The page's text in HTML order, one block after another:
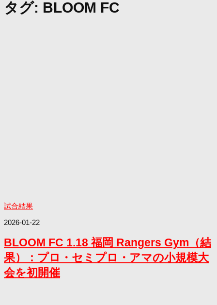
タグ: BLOOM FC
試合結果
2026-01-22
BLOOM FC 1.18 福岡 Rangers Gym（結
果）：プロ・セミプロ・アマの小規模大
会を初開催